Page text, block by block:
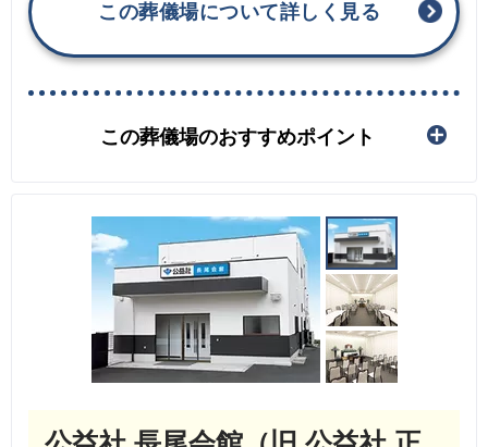
この葬儀場について詳しく見る
この葬儀場のおすすめポイント